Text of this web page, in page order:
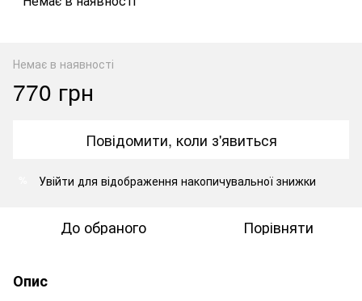
Немає в наявності
770 грн
Повідомити, коли з'явиться
Увійти для відображення накопичувальної знижки
До обраного Порівняти
Опис